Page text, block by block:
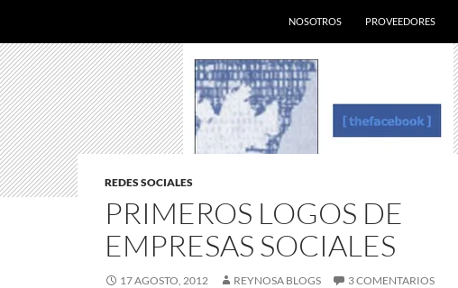
NOSOTROS
PROVEEDORES
REDES SOCIALES
PRIMEROS LOGOS DE
EMPRESAS SOCIALES
17 AGOSTO, 2012 REYNOSA BLOGS 3 COMENTARIOS